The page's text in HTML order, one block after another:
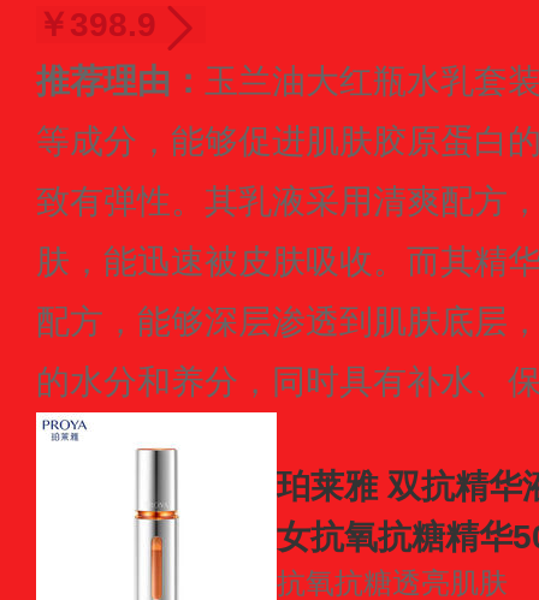
￥398.9
推荐理由： 玉兰油大红瓶水乳套
等成分，能够促进肌肤胶原蛋白
致有弹性。其乳液采用清爽配方
肤，能迅速被皮肤吸收。而其精
配方，能够深层渗透到肌肤底层
的水分和养分，同时具有补水、
珀莱雅 双抗精华
女抗氧抗糖精华
抗氧抗糖透亮肌肤